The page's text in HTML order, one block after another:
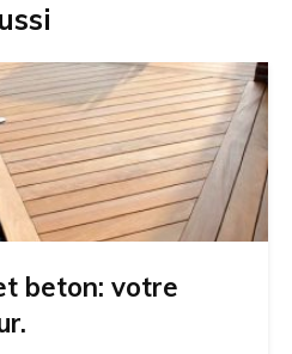
beton: votre